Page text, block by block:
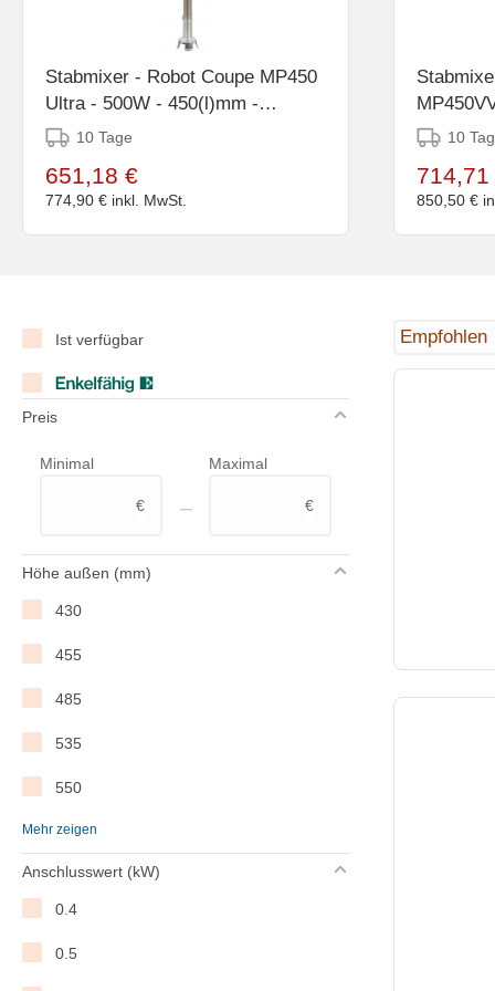
Stabmixer - Robot Coupe MP450
Ultra - 500W - 450(l)mm -
Geschwindigkeit: 9500 UpM
10 Tage
651,18 €
774,90 € inkl. MwSt.
10
714,71
850,50 €
Ist verfügbar
Preis
Minimal
€ –
Maximal
€
Höhe außen (mm)
430
455
485
535
550
551
640
650
660
Mehr zeigen
Anschlusswert (kW)
0.4
0.5